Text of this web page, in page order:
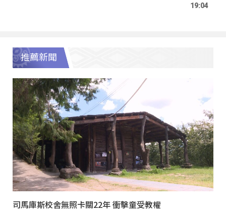
19:04
推薦新聞
司馬庫斯校舍無照卡關22年 衝擊童受教權